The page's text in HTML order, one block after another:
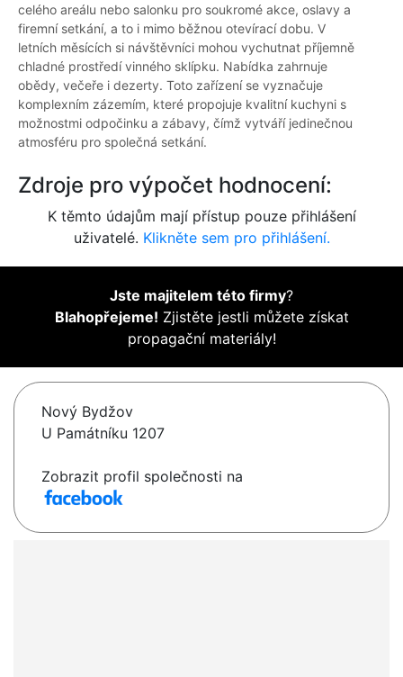
celého areálu nebo salonku pro soukromé akce, oslavy a
firemní setkání, a to i mimo běžnou otevírací dobu. V
letních měsících si návštěvníci mohou vychutnat příjemně
chladné prostředí vinného sklípku. Nabídka zahrnuje
obědy, večeře i dezerty. Toto zařízení se vyznačuje
komplexním zázemím, které propojuje kvalitní kuchyni s
možnostmi odpočinku a zábavy, čímž vytváří jedinečnou
atmosféru pro společná setkání.
Zdroje pro výpočet hodnocení:
K těmto údajům mají přístup pouze přihlášení
uživatelé. Klikněte sem pro přihlášení.
Jste majitelem této firmy?
Blahopřejeme! Zjistěte jestli můžete získat
propagační materiály!
Nový Bydžov
U Památníku 1207
Zobrazit profil společnosti na